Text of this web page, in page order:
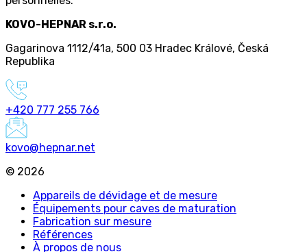
KOVO-HEPNAR s.r.o.
Gagarinova 1112/41a, 500 03 Hradec Králové, Česká
Republika
+420 777 255 766
kovo@hepnar.net
© 2026
Appareils de dévidage et de mesure
Équipements pour caves de maturation
Fabrication sur mesure
Références
À propos de nous